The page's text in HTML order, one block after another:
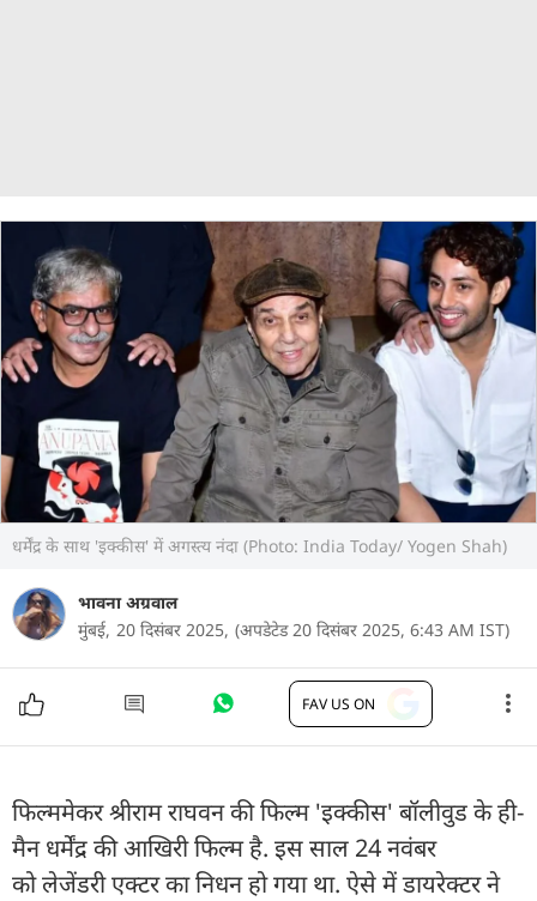
धर्मेंद्र के साथ 'इक्कीस' में अगस्त्य नंदा (Photo: India Today/ Yogen Shah)
भावना अग्रवाल
मुंबई, 20 दिसंबर 2025, (अपडेटेड 20 दिसंबर 2025, 6:43 AM IST)
FAV US ON
फिल्ममेकर श्रीराम राघवन की फिल्म 'इक्कीस' बॉलीवुड के ही-
मैन धर्मेंद्र की आखिरी फिल्म है. इस साल 24 नवंबर
को लेजेंडरी एक्टर का निधन हो गया था. ऐसे में डायरेक्टर ने